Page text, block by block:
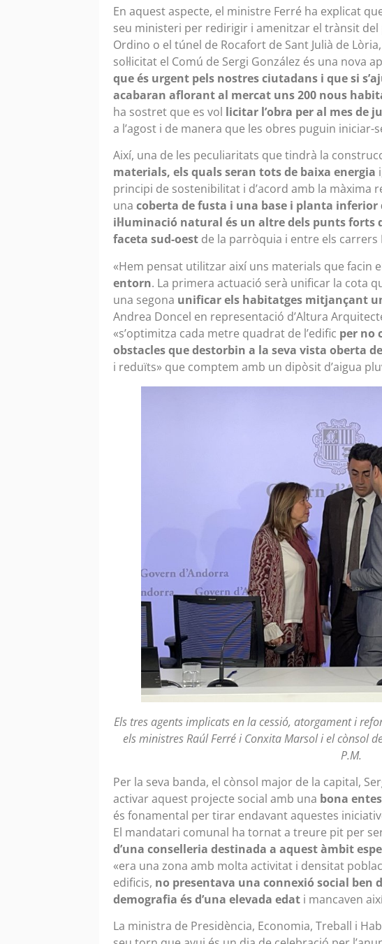
En aquest aspecte, el ministre Ferré ha explicat
seu ministeri per redirigir i amenitzar el trànsit del
Ordino o el túnel de Rocafort de Sant Julià de
sol·licitat el Comú de Sergi González és una nova
que és urgent pels nostres ciutadans i que si
acabaran aflorant al mercat uns 200 nous
ha sostret que es vol licitar l’obra per al mes de
a l’agost i de manera que les obres puguin iniciar-
Així, una de les peculiaritats que tindrà la
materials, els quals seran tots de baixa energia
principi de sostenibilitat i d’acord amb la màxima
una coberta de fusta i una base i planta inferior
il·luminació natural és un altre dels punts forts
faceta sud-oest de la parròquia i entre els carrers
«Hem pensat utilitzar així uns materials que facin
entorn. La primera actuació serà unificar la cota
una segona unificar els habitatges mitjançant
Andrea Doncel en representació d’Altura
«s’optimitza cada metre quadrat de l’edific per no
obstacles que destorbin a la seva vista oberta
i reduïts» que comptem amb un dipòsit d’aigua
Els tres agents implicats en la cessió, atorgament i
els ministres Raúl Ferré i Conxita Marsol i el cònsol
P.M.
Per la seva banda, el cònsol major de la capital,
activar aquest projecte social amb una bona
és fonamental per tirar endavant aquestes
El mandatari comunal ha tornat a treure pit per
d’una conselleria destinada a aquest àmbit
«era una zona amb molta activitat i densitat
edificis, no presentava una connexió social ben
demografia és d’una elevada edat i mancaven
La ministra de Presidència, Economia, Treball i